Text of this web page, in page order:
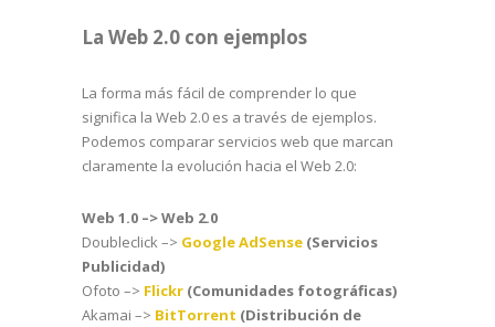
La Web 2.0 con ejemplos
La forma más fácil de comprender lo que
significa la Web 2.0 es a través de ejemplos.
Podemos comparar servicios web que marcan
claramente la evolución hacia el Web 2.0:
Web 1.0 –> Web 2.0
Doubleclick –> Google AdSense (Servicios
Publicidad)
Ofoto –> Flickr (Comunidades fotográficas)
Akamai –> BitTorrent (Distribución de